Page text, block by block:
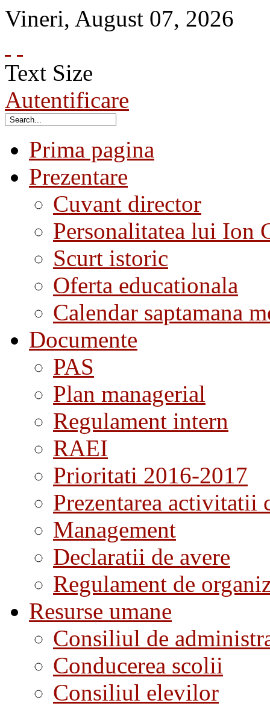
Vineri, August 07, 2026
Text Size
Autentificare
Prima pagina
Prezentare
Cuvant director
Personalitatea lui Ion
Scurt istoric
Oferta educationala
Calendar saptamana
Documente
PAS
Plan managerial
Regulament intern
RAEI
Prioritati 2016-2017
Prezentarea activitatii
Management
Declaratii de avere
Regulament de
Resurse umane
Consiliul de
Conducerea scolii
Consiliul elevilor